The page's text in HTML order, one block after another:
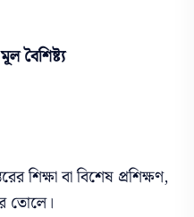
বৈশিষ্ট্য
শিক্ষা বা বিশেষ প্রশিক্ষণ,
তোলে।